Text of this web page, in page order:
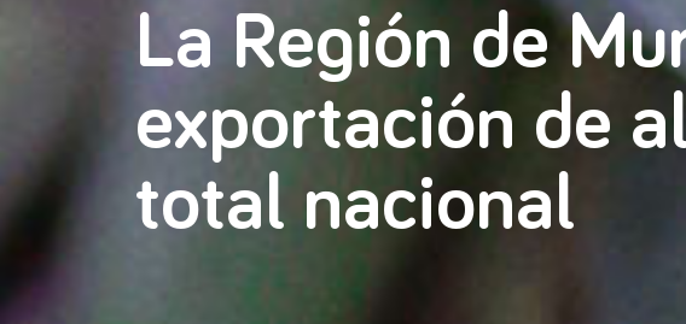
La Región de
exportación de
total nacional